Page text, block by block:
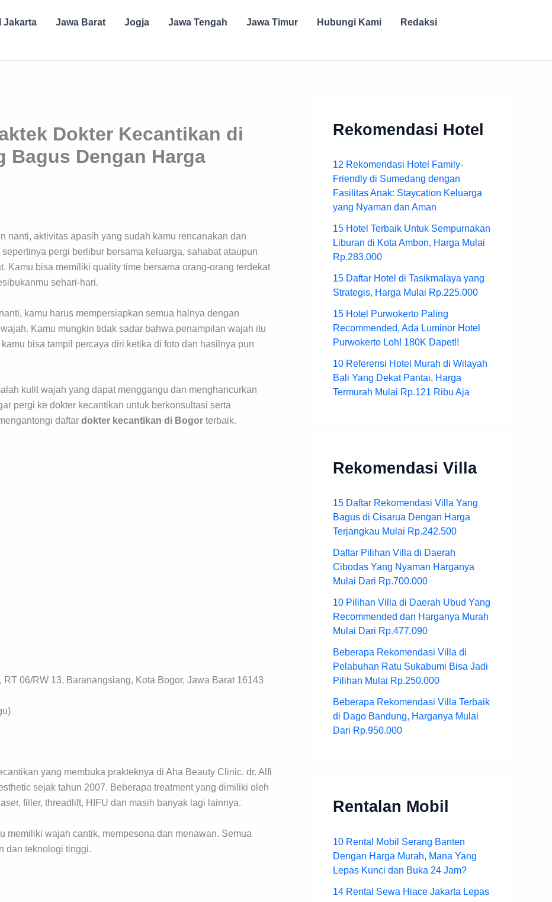
Jakarta Jawa Barat Jogja Jawa Tengah Jawa Timur Hubungi Kami
Redaksi
Dokter Kecantikan di
Bagus Dengan Harga
nanti, aktivitas apasih yang sudah kamu rencanakan dan
pergi berlibur bersama keluarga, sahabat ataupun
Kamu bisa memiliki quality time bersama orang-orang terdekat
sehari-hari.
kamu harus mempersiapkan semua halnya dengan
Kamu mungkin tidak sadar bahwa penampilan wajah itu
bisa tampil percaya diri ketika di foto dan hasilnya pun
kulit wajah yang dapat menggangu dan menghancurkan
pergi ke dokter kecantikan untuk berkonsultasi serta
daftar dokter kecantikan di Bogor terbaik.
06/RW 13, Baranangsiang, Kota Bogor, Jawa Barat 16143
yang membuka prakteknya di Aha Beauty Clinic. dr. Alfi
sejak tahun 2007. Beberapa treatment yang dimiliki oleh
filler, threadlift, HIFU dan masih banyak lagi lainnya.
memiliki wajah cantik, mempesona dan menawan. Semua
dan teknologi tinggi.
Rekomendasi Hotel
12 Rekomendasi Hotel Family-
Friendly di Sumedang dengan
Fasilitas Anak: Staycation Keluarga
yang Nyaman dan Aman
15 Hotel Terbaik Untuk Sempurnakan
Liburan di Kota Ambon, Harga Mulai
Rp.283.000
15 Daftar Hotel di Tasikmalaya yang
Strategis, Harga Mulai Rp.225.000
15 Hotel Purwokerto Paling
Recommended, Ada Luminor Hotel
Purwokerto Loh! 180K Dapet!!
10 Referensi Hotel Murah di Wilayah
Bali Yang Dekat Pantai, Harga
Termurah Mulai Rp.121 Ribu Aja
Rekomendasi Villa
15 Daftar Rekomendasi Villa Yang
Bagus di Cisarua Dengan Harga
Terjangkau Mulai Rp.242.500
Daftar Pilihan Villa di Daerah
Cibodas Yang Nyaman Harganya
Mulai Dari Rp.700.000
10 Pilihan Villa di Daerah Ubud Yang
Recommended dan Harganya Murah
Mulai Dari Rp.477.090
Beberapa Rekomendasi Villa di
Pelabuhan Ratu Sukabumi Bisa Jadi
Pilihan Mulai Rp.250.000
Beberapa Rekomendasi Villa Terbaik
di Dago Bandung, Harganya Mulai
Dari Rp.950.000
Rentalan Mobil
10 Rental Mobil Serang Banten
Dengan Harga Murah, Mana Yang
Lepas Kunci dan Buka 24 Jam?
14 Rental Sewa Hiace Jakarta Lepas